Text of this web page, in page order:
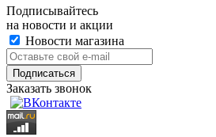
Подписывайтесь
на новости и акции
Новости магазина
Заказать звонок